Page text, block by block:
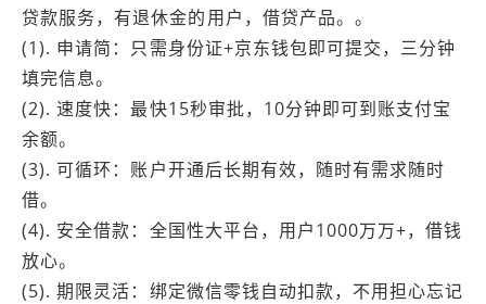
贷款服务，有退休金的用户，借贷产品。。
(1). 申请简：只需身份证+京东钱包即可提交，三分钟
填完信息。
(2). 速度快：最快15秒审批，10分钟即可到账支付宝
余额。
(3). 可循环：账户开通后长期有效，随时有需求随时
借。
(4). 安全借款：全国性大平台，用户1000万万+，借钱
放心。
(5). 期限灵活：绑定微信零钱自动扣款，不用担心忘记